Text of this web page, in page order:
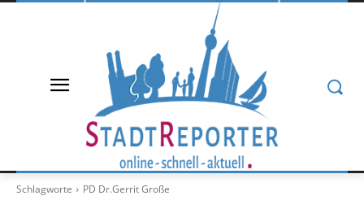
Schlagworte PD Dr.Gerrit Große